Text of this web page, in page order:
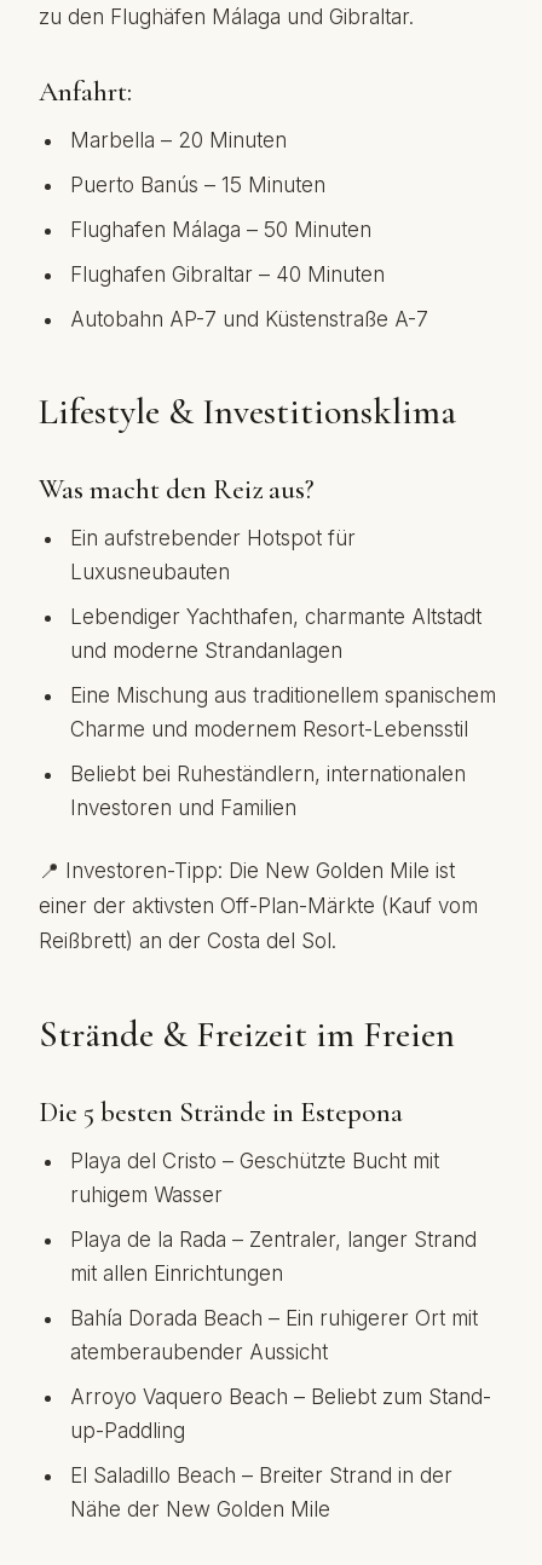
zu den Flughäfen Málaga und Gibraltar.
Anfahrt:
Marbella – 20 Minuten
Puerto Banús – 15 Minuten
Flughafen Málaga – 50 Minuten
Flughafen Gibraltar – 40 Minuten
Autobahn AP-7 und Küstenstraße A-7
Lifestyle & Investitionsklima
Was macht den Reiz aus?
Ein aufstrebender Hotspot für
Luxusneubauten
Lebendiger Yachthafen, charmante Altstadt
und moderne Strandanlagen
Eine Mischung aus traditionellem spanischem
Charme und modernem Resort-Lebensstil
Beliebt bei Ruheständlern, internationalen
Investoren und Familien
📍 Investoren-Tipp: Die New Golden Mile ist
einer der aktivsten Off-Plan-Märkte (Kauf vom
Reißbrett) an der Costa del Sol.
Strände & Freizeit im Freien
Die 5 besten Strände in Estepona
Playa del Cristo – Geschützte Bucht mit
ruhigem Wasser
Playa de la Rada – Zentraler, langer Strand
mit allen Einrichtungen
Bahía Dorada Beach – Ein ruhigerer Ort mit
atemberaubender Aussicht
Arroyo Vaquero Beach – Beliebt zum Stand-
up-Paddling
El Saladillo Beach – Breiter Strand in der
Nähe der New Golden Mile